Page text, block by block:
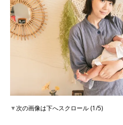
▼次の画像は下へスクロール (1/5)